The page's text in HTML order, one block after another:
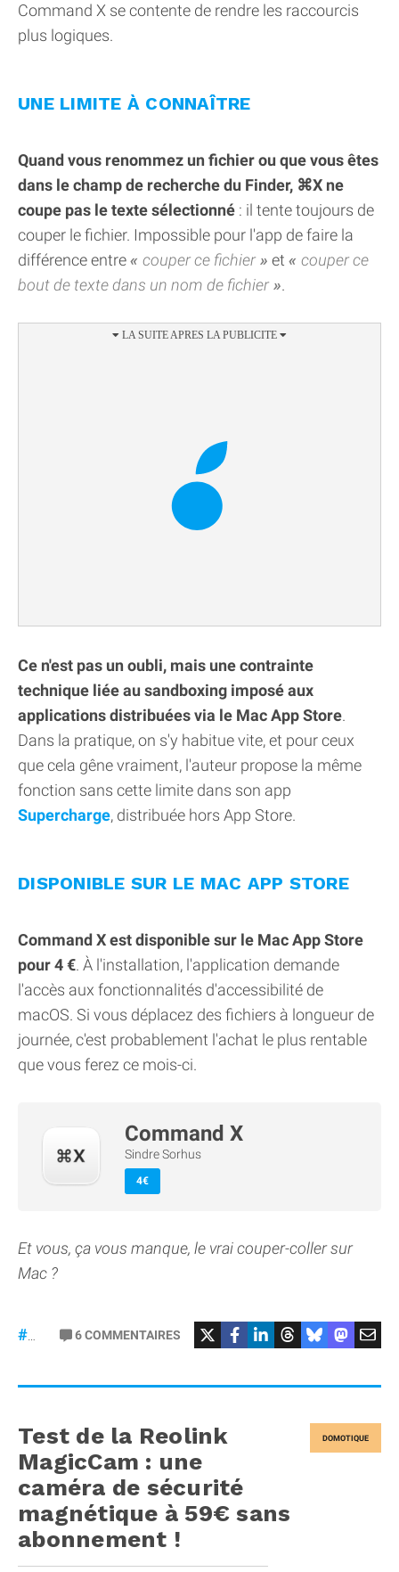
Command X se contente de rendre les raccourcis
plus logiques.
UNE LIMITE À CONNAÎTRE
Quand vous renommez un fichier ou que vous êtes
dans le champ de recherche du Finder, ⌘X ne
coupe pas le texte sélectionné : il tente toujours de
couper le fichier. Impossible pour l'app de faire la
différence entre
couper ce fichier et
couper ce
bout de texte dans un nom de fichier
.
Ce n'est pas un oubli, mais une contrainte
technique liée au sandboxing imposé aux
applications distribuées via le Mac App Store.
Dans la pratique, on s'y habitue vite, et pour ceux
que cela gêne vraiment, l'auteur propose la même
fonction sans cette limite dans son app
Supercharge, distribuée hors App Store.
DISPONIBLE SUR LE MAC APP STORE
Command X est disponible sur le Mac App Store
pour 4 €. À l'installation, l'application demande
l'accès aux fonctionnalités d'accessibilité de
macOS. Si vous déplacez des fichiers à longueur de
journée, c'est probablement l'achat le plus rentable
que vous ferez ce mois-ci.
Command X
Sindre Sorhus
4€
Et vous, ça vous manque, le vrai couper-coller sur
Mac ?
6COMMENTAIRES
DOMOTIQUE
Test de la Reolink
MagicCam : une
caméra de sécurité
magnétique à 59€ sans
abonnement !